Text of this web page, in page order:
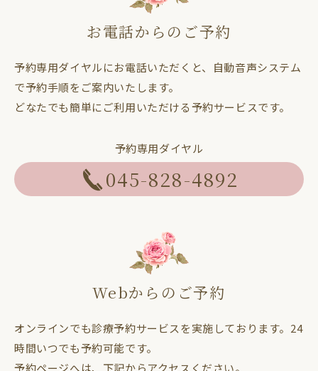
お電話からのご予約
予約専用ダイヤルにお電話いただくと、自動音声システム
で予約手順をご案内いたします。
どなたでも簡単にご利用いただける予約サービスです。
予約専用ダイヤル
045-828-4892
Webからのご予約
オンラインでも診療予約サービスを実施しております。24
時間いつでも予約可能です。
予約ページへは、下記からアクセスください。